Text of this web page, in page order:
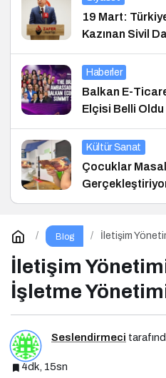
19 Mart:
Kazınan Sivil
Haberler
Balkan E-
Elçisi Belli Oldu
Kültür Sanat
Çocuklar
Blog
İletişim
İletişim
İşletme
Seslendirmeci
4dk, 15sn